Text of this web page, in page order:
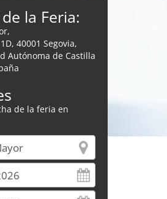
la Feria:
40001 Segovia,
Autónoma de Castilla
de la feria en